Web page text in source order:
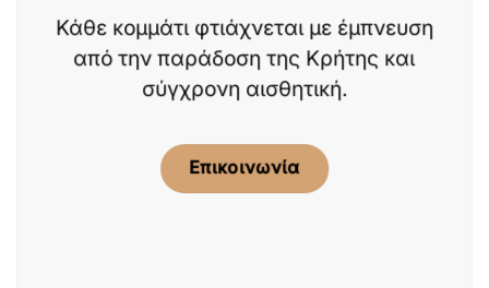
Κάθε κομμάτι φτιάχνεται με έμπνευση
από την παράδοση της Κρήτης και
σύγχρονη αισθητική.
Επικοινωνία